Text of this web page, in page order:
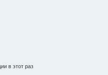
в этот раз